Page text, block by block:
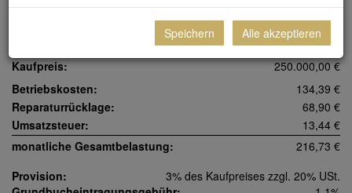
Preisinformation
Kaufpreis:
250.000,00 €
Betriebskosten:
134,39 €
Reparaturrücklage:
68,90 €
Umsatzsteuer:
13,44 €
monatliche Gesamtbelastung:
216,73 €
Provision:
3% des Kaufpreises zzgl. 20% USt.
Speichern Alle akzeptieren